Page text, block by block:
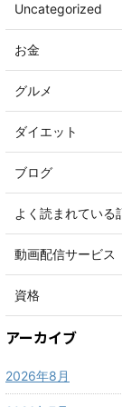
Uncategorized
お金
グルメ
ダイエット
ブログ
よく読まれている
動画配信サービス
資格
アーカイブ
2026年8月